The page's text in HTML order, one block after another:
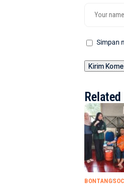
Simpan
BONTANG